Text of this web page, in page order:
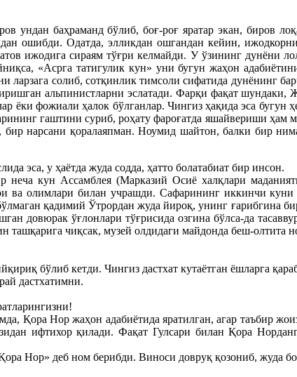
ундан баҳраманд бўлиб, боғ-роғ яратар экан, биров
ошибди. Одатда, элликдан ошгандан кейин,
ижодига сираям тўғри келмайди. У ўзининг дунёни
«Асрга татигулик кун» уни бугун жаҳон
ларзага солиб, сотқинлик тимсоли сифатида дунёнинг
альпинистларни эслатади. Фарқи фақат шундаки,
ёки фожиали ҳалок бўлганлар. Чингиз ҳақида эса
гаштини суриб, роҳату фароғатда яшайвериши ҳам
нарсани қоралаяпман. Ноумид шайтон, балки бир
эса, у ҳаётда жуда содда, ҳатто болатабиат бир инсон.
кун Ассамблея (Марказий Осиё халқлари
ва олимлари билан учрашди. Сафарининг иккинчи куни
қадимий Ўтрордан жуда йироқ, унинг ғарибгина
довюрак ўғлонлари тўғрисида озгина бўлса-да
чиқсак, музей олдидаги майдонда беш-олтита
бўлиб кетди. Чингиз дастхат кутаётган ёшларга
дастхатимни.
Қора Нор жаҳон адабиётида яратилган, агар таъбир
ифтихор қилади. Фақат Гулсари билан Қора
Нор» деб ном берибди. Виноси довруқ қозониб, жуда